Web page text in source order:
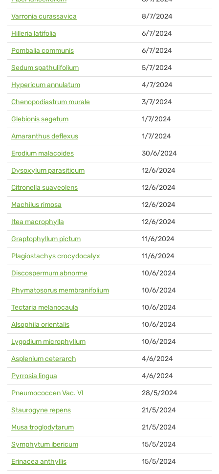
Varronia curassavica 8/7/2024
Hilleria latifolia 6/7/2024
Pombalia communis 6/7/2024
Sedum spathulifolium 5/7/2024
Hypericum annulatum 4/7/2024
Chenopodiastrum murale 3/7/2024
Glebionis segetum 1/7/2024
Amaranthus deflexus 1/7/2024
Erodium malacoides 30/6/2024
Dysoxylum parasiticum 12/6/2024
Citronella suaveolens 12/6/2024
Machilus rimosa 12/6/2024
Itea macrophylla 12/6/2024
Graptophyllum pictum 11/6/2024
Plagiostachys crocydocalyx 11/6/2024
Discospermum abnorme 10/6/2024
Phymatosorus membranifolium 10/6/2024
Tectaria melanocaula 10/6/2024
Alsophila orientalis 10/6/2024
Lygodium microphyllum 10/6/2024
Asplenium ceterarch 4/6/2024
Pyrrosia lingua 4/6/2024
Pneumococcen Vac. VI 28/5/2024
Staurogyne repens 21/5/2024
Musa troglodytarum 21/5/2024
Symphytum ibericum 15/5/2024
Erinacea anthyllis 15/5/2024